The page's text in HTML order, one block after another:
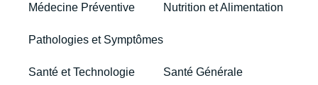
Médecine Préventive Nutrition et Alimentation
Pathologies et Symptômes
Santé et Technologie Santé Générale